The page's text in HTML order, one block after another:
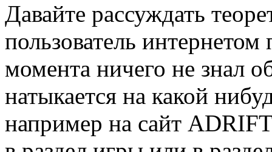
Давайте рассуждать
пользователь
момента ничего не знал
натыкается на какой
например на сайт